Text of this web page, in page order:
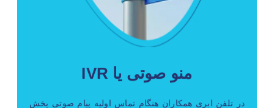
منو صوتی یا IVR
در تلفن ابری همکاران هنگام تماس اولیه پیام صوتی پخش
منوی صوتی جهت هدایت هوشمند مشتری به بخش های
مختلف سازمان شما می‌باشد. از طرفی در منوی صوتی
در اولین تماس مشتری شما را میتواند تحت تاثیر قرار